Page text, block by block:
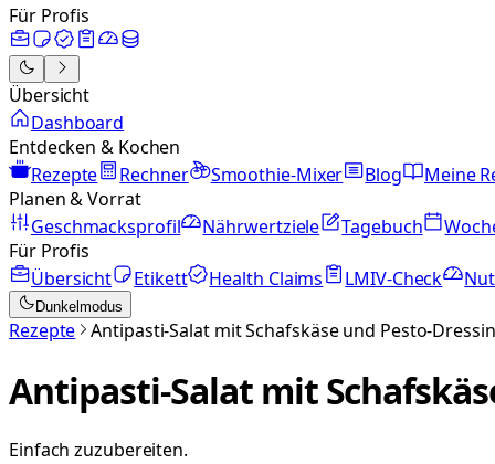
Für Profis
Übersicht
Dashboard
Entdecken & Kochen
Rezepte
Rechner Smoothie-Mixer Blog
Meine
Planen & Vorrat
Geschmacksprofil
Nährwertziele Tagebuch
Für Profis
Übersicht
Etikett Health Claims LMIV-Check
Dunkelmodus
Rezepte Antipasti-Salat mit Schafskäse und Pesto-
Antipasti-Salat mit
Einfach zuzubereiten.